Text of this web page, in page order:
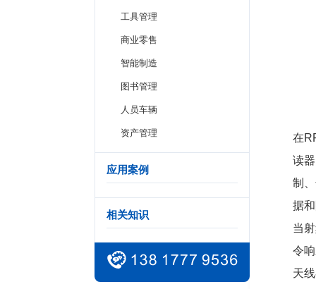
工具管理
商业零售
智能制造
图书管理
人员车辆
资产管理
应用案例
相关知识
在
读
制
据
当
令
天